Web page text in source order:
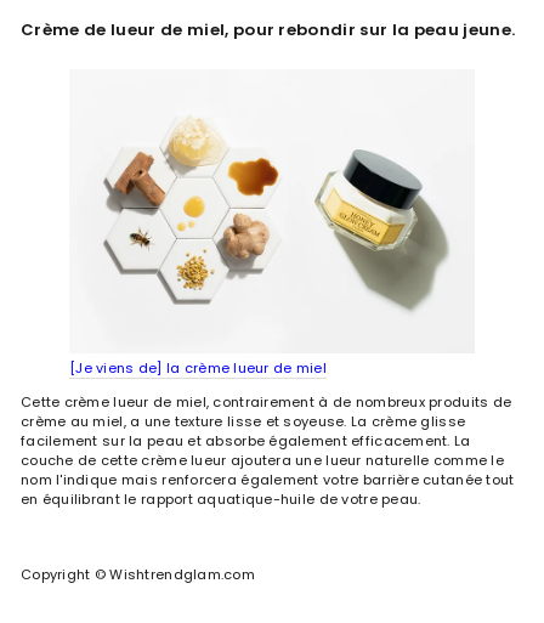
Crème de lueur de miel, pour rebondir sur la peau jeune.
[Je viens de] la crème lueur de miel
Cette crème lueur de miel, contrairement à de nombreux produits de
crème au miel, a une texture lisse et soyeuse. La crème glisse
facilement sur la peau et absorbe également efficacement. La
couche de cette crème lueur ajoutera une lueur naturelle comme le
nom l'indique mais renforcera également votre barrière cutanée tout
en équilibrant le rapport aquatique-huile de votre peau.
Copyright © Wishtrendglam.com